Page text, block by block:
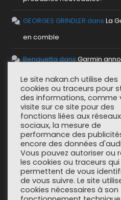
GEORGES GRINDLER dansLa
en comble
Benguetta dansGarmin
les détails
anthodansMettre en place
plateforme sportive
SoCorsudans Garmin
détails
greg (nakan)dansGarmin
tous les détails
Le site nakan.ch utilise des
cookies ou traceurs pour
des informations, comme
visite sur ce site pour des
fonctions liées aux réseaux
sociaux, la mesure de
performance des
encore des données
Vous pouvez autoriser ou
les cookies ou traceurs qui
permettent de vous
de vous suivre. Le site
cookies nécessaires à son